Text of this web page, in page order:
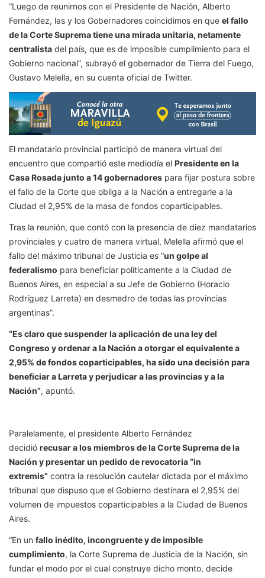
“Luego de reunirnos con el Presidente de Nación, Alberto
Fernández, las y los Gobernadores coincidimos en que el fallo
de la Corte Suprema tiene una mirada unitaria, netamente
centralista del país, que es de imposible cumplimiento para el
Gobierno nacional”, subrayó el gobernador de Tierra del Fuego,
Gustavo Melella, en su cuenta oficial de Twitter.
El mandatario provincial participó de manera virtual del
encuentro que compartió este mediodía el Presidente en la
Casa Rosada junto a 14 gobernadores para fijar postura sobre
el fallo de la Corte que obliga a la Nación a entregarle a la
Ciudad el 2,95% de la masa de fondos coparticipables.
Tras la reunión, que contó con la presencia de diez mandatarios
provinciales y cuatro de manera virtual, Melella afirmó que el
fallo del máximo tribunal de Justicia es “un golpe al
federalismo para beneficiar políticamente a la Ciudad de
Buenos Aires, en especial a su Jefe de Gobierno (Horacio
Rodríguez Larreta) en desmedro de todas las provincias
argentinas”.
“Es claro que suspender la aplicación de una ley del
Congreso y ordenar a la Nación a otorgar el equivalente a
2,95% de fondos coparticipables, ha sido una decisión para
beneficiar a Larreta y perjudicar a las provincias y a la
Nación”, apuntó.
Paralelamente, el presidente Alberto Fernández
decidió recusar a los miembros de la Corte Suprema de la
Nación y presentar un pedido de revocatoria “in
extremis” contra la resolución cautelar dictada por el máximo
tribunal que dispuso que el Gobierno destinara el 2,95% del
volumen de impuestos coparticipables a la Ciudad de Buenos
Aires.
“En un fallo inédito, incongruente y de imposible
cumplimiento, la Corte Suprema de Justicia de la Nación, sin
fundar el modo por el cual construye dicho monto, decide